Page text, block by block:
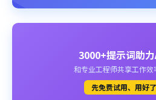
3000+提示词助
和专业工程师共享工作
先免费试用、用好